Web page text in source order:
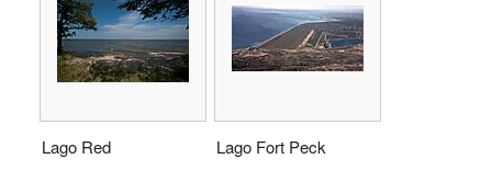
Lago Red Lago Fort Peck